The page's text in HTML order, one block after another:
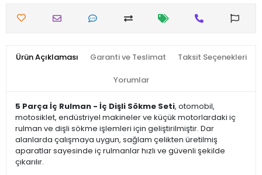
Ürün Açıklaması Garanti ve Teslimat Taksit Seçenekleri
Yorumlar
5 Parça İç Rulman - İç Dişli Sökme Seti, otomobil,
motosiklet, endüstriyel makineler ve küçük motorlardaki iç
rulman ve dişli sökme işlemleri için geliştirilmiştir. Dar
alanlarda çalışmaya uygun, sağlam çelikten üretilmiş
aparatlar sayesinde iç rulmanlar hızlı ve güvenli şekilde
çıkarılır.